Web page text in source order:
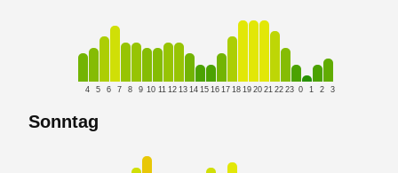
4 5 6 7 8 9 10 11 12 13 14 15 16 17 18 19 20 21 22 23 0 1 2 3
Sonntag